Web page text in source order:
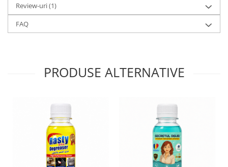
Review-uri(1)
FAQ
PRODUSE ALTERNATIVE